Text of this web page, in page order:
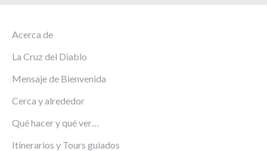
Acerca de
La Cruz del Diablo
Mensaje de Bienvenida
Cerca y alrededor
Qué hacer y qué ver…
Itinerarios y Tours guiados